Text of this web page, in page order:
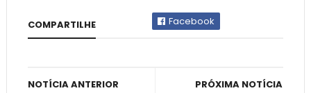
COMPARTILHE Facebook
PRÓXIMA NOTÍCIA
NOTÍCIA ANTERIOR